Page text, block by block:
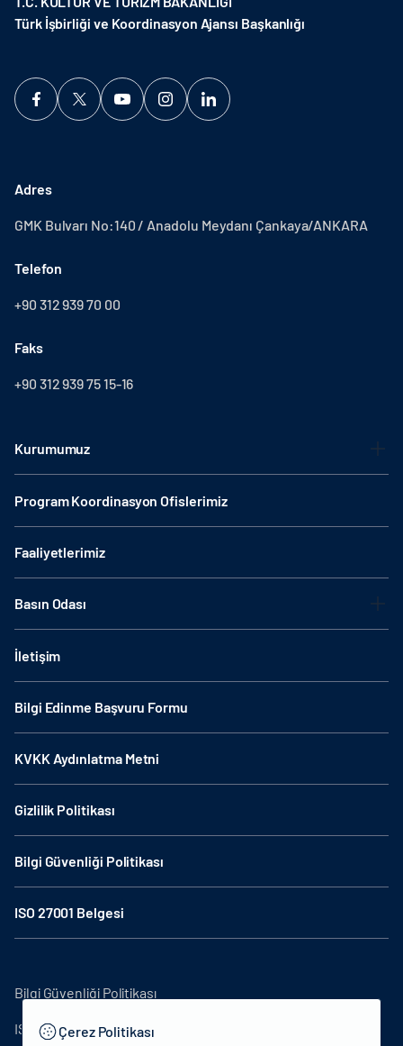
Türk İşbirliği ve Koordinasyon Ajansı Başkanlığı
Adres
GMK Bulvarı No:140 / Anadolu Meydanı Çankaya/ANKARA
Telefon
+90 312 939 70 00
Faks
+90 312 939 75 15-16
Kurumumuz
Program Koordinasyon Ofislerimiz
Faaliyetlerimiz
Basın Odası
İletişim
Bilgi Edinme Başvuru Formu
KVKK Aydınlatma Metni
Gizlilik Politikası
Bilgi Güvenliği Politikası
ISO 27001 Belgesi
Bilgi Güvenliği Politikası
ISO27001Çerez Politikası